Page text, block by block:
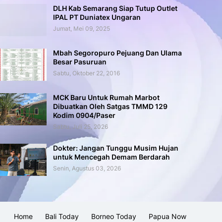
DLH Kab Semarang Siap Tutup Outlet
IPAL PT Duniatex Ungaran
Jumat, Mei 09, 2025
Mbah Segoropuro Pejuang Dan Ulama
Besar Pasuruan
Sabtu, Oktober 22, 2016
MCK Baru Untuk Rumah Marbot
Dibuatkan Oleh Satgas TMMD 129
Kodim 0904/Paser
Sabtu, Juli 25, 2026
Dokter: Jangan Tunggu Musim Hujan
untuk Mencegah Demam Berdarah
Senin, Agustus 03, 2026
Home Bali Today Borneo Today Papua Now